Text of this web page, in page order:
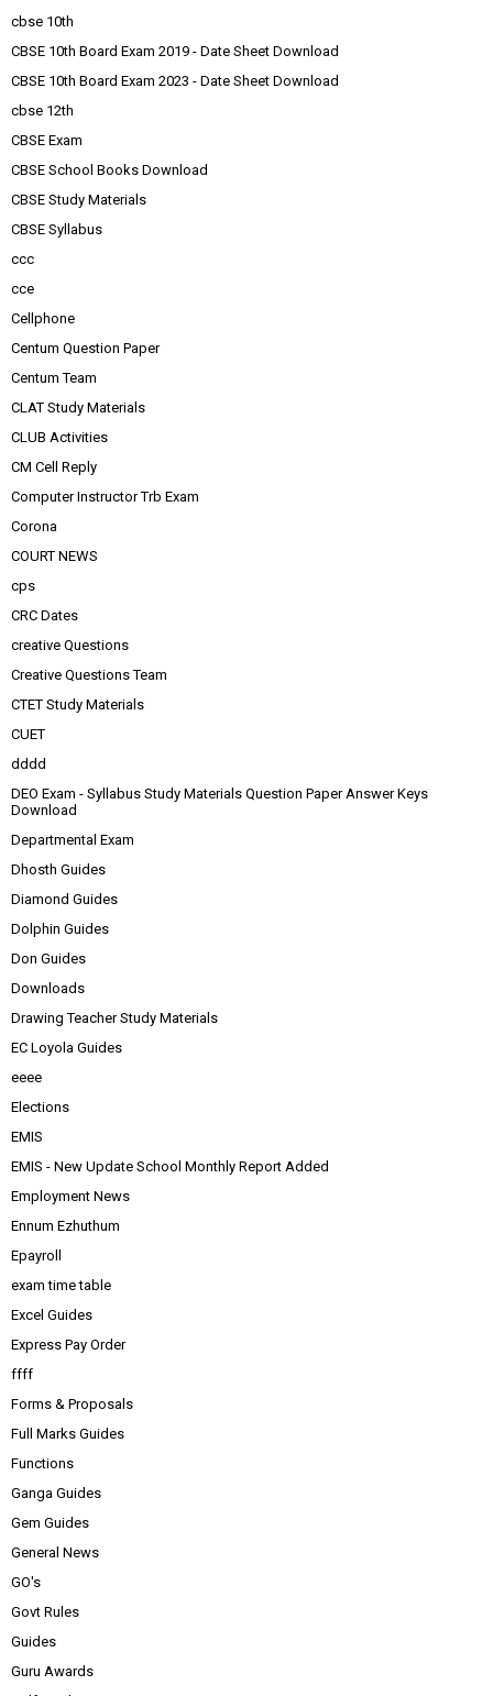
cbse 10th
CBSE 10th Board Exam 2019 - Date Sheet Download
CBSE 10th Board Exam 2023 - Date Sheet Download
cbse 12th
CBSE Exam
CBSE School Books Download
CBSE Study Materials
CBSE Syllabus
ccc
cce
Cellphone
Centum Question Paper
Centum Team
CLAT Study Materials
CLUB Activities
CM Cell Reply
Computer Instructor Trb Exam
Corona
COURT NEWS
cps
CRC Dates
creative Questions
Creative Questions Team
CTET Study Materials
CUET
dddd
DEO Exam - Syllabus Study Materials Question Paper Answer Keys
Download
Departmental Exam
Dhosth Guides
Diamond Guides
Dolphin Guides
Don Guides
Downloads
Drawing Teacher Study Materials
EC Loyola Guides
eeee
Elections
EMIS
EMIS - New Update School Monthly Report Added
Employment News
Ennum Ezhuthum
Epayroll
exam time table
Excel Guides
Express Pay Order
ffff
Forms & Proposals
Full Marks Guides
Functions
Ganga Guides
Gem Guides
General News
GO's
Govt Rules
Guides
Guru Awards